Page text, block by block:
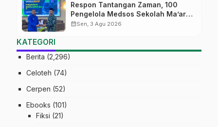
Respon Tantangan Zaman, 100
Pengelola Medsos Sekolah Ma’arif
Pekalongan Ikuti Pelatihan Literasi
calendar_monthSen, 3 Agu 2026
KATEGORI
Berita (2,296)
Celoteh (74)
Cerpen (52)
Ebooks (101)
Fiksi (21)